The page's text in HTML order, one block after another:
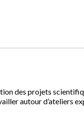
des projets
autour d’ateliers